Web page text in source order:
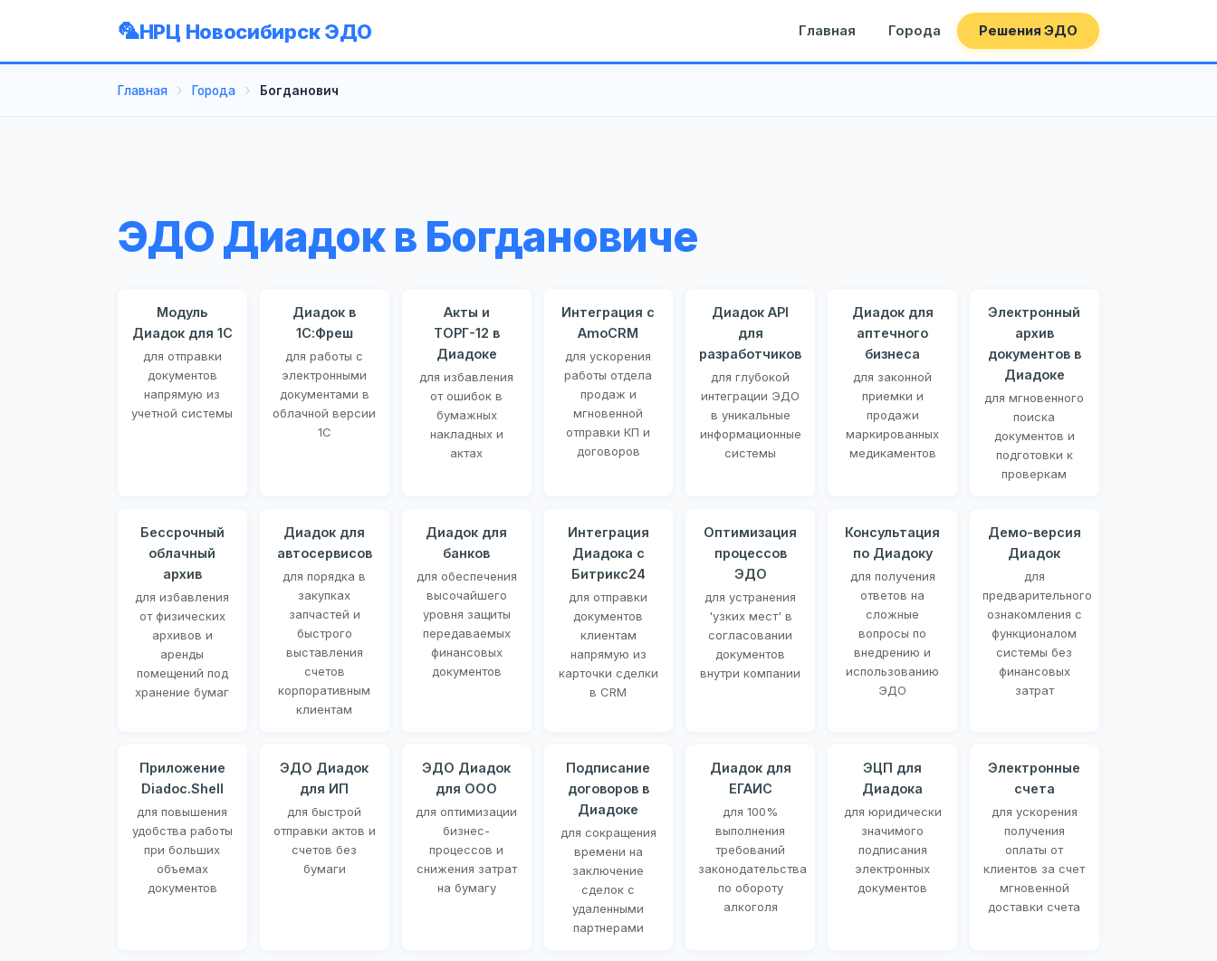
НРЦ Новосибирск ЭДО Главная Города Решения ЭДО
Главная Города Богданович
ЭДО Диадок в Богдановиче
Модуль
Диадок для 1С
для отправки
документов
напрямую из
учетной системы
Диадок в
1С:Фреш
для работы с
электронными
документами в
облачной версии
1С
Акты и
ТОРГ-12 в
Диадоке
для избавления
от ошибок в
бумажных
накладных и
актах
Интеграция с
AmoCRM
для ускорения
работы отдела
продаж и
мгновенной
отправки КП и
договоров
Диадок API
для
разработчиков
для глубокой
интеграции ЭДО
в уникальные
информационные
системы
Диадок для
аптечного
бизнеса
для законной
приемки и
продажи
маркированных
медикаментов
Электронный
архив
документов в
Диадоке
для мгновенного
поиска
документов и
подготовки к
проверкам
Бессрочный
облачный
архив
для избавления
от физических
архивов и
аренды
помещений под
хранение бумаг
Диадок для
автосервисов
для порядка в
закупках
запчастей и
быстрого
выставления
счетов
корпоративным
клиентам
Диадок для
банков
для обеспечения
высочайшего
уровня защиты
передаваемых
финансовых
документов
Интеграция
Диадока с
Битрикс24
для отправки
документов
клиентам
напрямую из
карточки сделки
в CRM
Оптимизация
процессов
ЭДО
для устранения
'узких мест' в
согласовании
документов
внутри компании
Консультация
по Диадоку
для получения
ответов на
сложные
вопросы по
внедрению и
использованию
ЭДО
Демо-версия
Диадок
для
предварительного
ознакомления с
функционалом
системы без
финансовых
затрат
Приложение
Diadoc.Shell
для повышения
удобства работы
при больших
объемах
документов
ЭДО Диадок
для ИП
для быстрой
отправки актов и
счетов без
бумаги
ЭДО Диадок
для ООО
для оптимизации
бизнес-
процессов и
снижения затрат
на бумагу
Подписание
договоров в
Диадоке
для сокращения
времени на
заключение
сделок с
удаленными
партнерами
Диадок для
ЕГАИС
для 100%
выполнения
требований
законодательства
по обороту
алкоголя
ЭЦП для
Диадока
для юридически
значимого
подписания
электронных
документов
Электронные
счета
для ускорения
получения
оплаты от
клиентов за счет
мгновенной
доставки счета